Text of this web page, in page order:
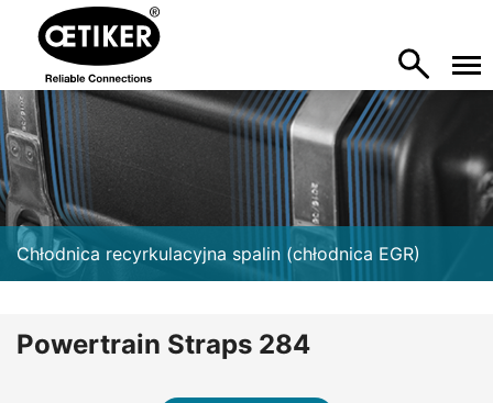
Chłodnica recyrkulacyjna spalin (chłodnica EGR)
Powertrain Straps 284